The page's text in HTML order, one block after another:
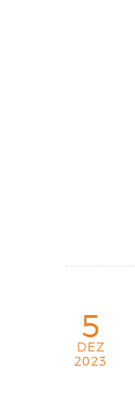
5
DEZ
2023